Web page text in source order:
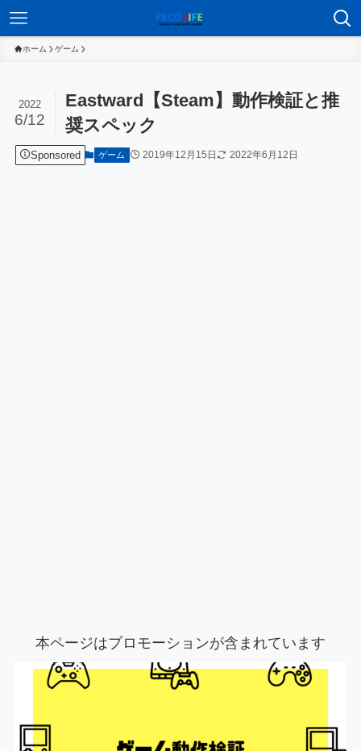
ホーム ゲーム
Eastward【Steam】動作検証と推
奨スペック
2022
6/12
Sponsored ゲーム 2019年12月15日 2022年6月12日
本ページはプロモーションが含まれています